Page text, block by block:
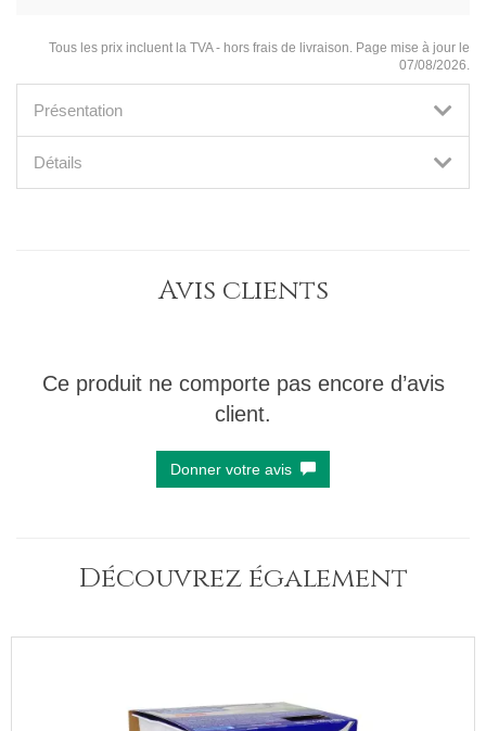
Tous les prix incluent la TVA - hors frais de livraison. Page mise à jour le
07/08/2026.
Présentation
Détails
Avis clients
Ce produit ne comporte pas encore d’avis
client.
Donner votre avis
Découvrez également